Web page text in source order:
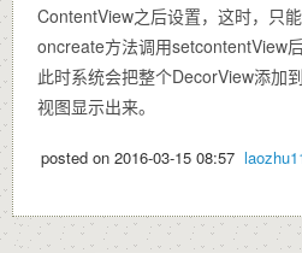
ContentView之后设置，这时，只
oncreate方法调用setcontentView
此时系统会把整个DecorView添加
视图显示出来。
posted on 2016-03-15 08:57